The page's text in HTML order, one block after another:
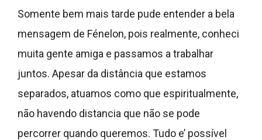
Somente bem mais tarde pude entender a bela
mensagem de Fénelon, pois realmente, conheci
muita gente amiga e passamos a trabalhar
juntos. Apesar da distância que estamos
separados, atuamos como que espiritualmente,
não havendo distancia que não se pode
percorrer quando queremos. Tudo e’ possível